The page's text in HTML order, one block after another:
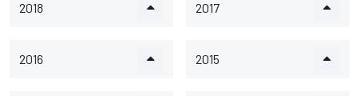
2018 2017
2016 2015